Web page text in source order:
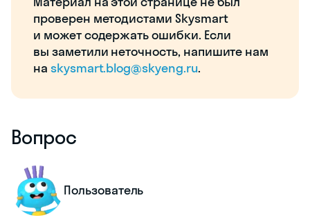
проверен методистами Skysmart
и может содержать ошибки. Если
вы заметили неточность, напишите нам
на skysmart.blog@skyeng.ru.
Вопрос
Пользователь